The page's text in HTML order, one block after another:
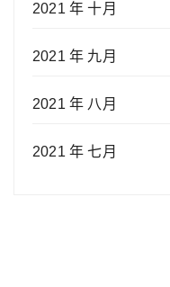
2021 年 十月
2021 年 九月
2021 年 八月
2021 年 七月